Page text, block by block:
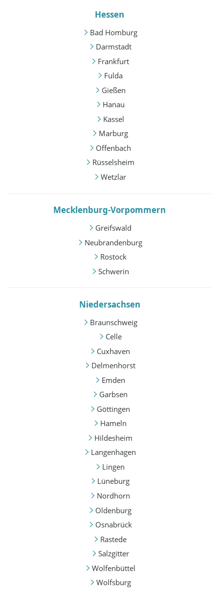
Hessen
Bad Homburg
Darmstadt
Frankfurt
Fulda
Gießen
Hanau
Kassel
Marburg
Offenbach
Rüsselsheim
Wetzlar
Mecklenburg-Vorpommern
Greifswald
Neubrandenburg
Rostock
Schwerin
Niedersachsen
Braunschweig
Celle
Cuxhaven
Delmenhorst
Emden
Garbsen
Göttingen
Hameln
Hildesheim
Langenhagen
Lingen
Lüneburg
Nordhorn
Oldenburg
Osnabrück
Rastede
Salzgitter
Wolfenbüttel
Wolfsburg